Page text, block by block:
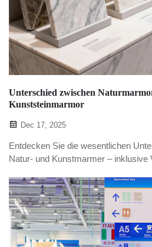
Unterschied zwischen
Kunststeinmarmor
Dec 17, 2025
Entdecken Sie die wesentlichen
Natur- und Kunstmarmer – inklusive
XPIC.